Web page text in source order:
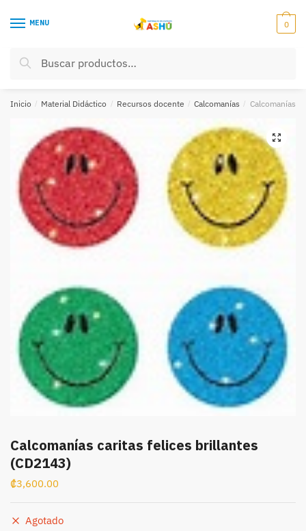
MENU
Buscar
Buscar
0
Inicio / Material Didáctico / Recursos docente / Calcomanías / Calcomanías
Calcomanías caritas felices brillantes
(CD2143)
₡3,600.00
Agotado